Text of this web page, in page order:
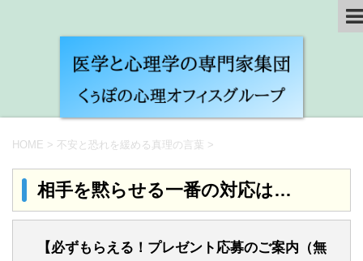
HOME > 不安と恐れを緩める真理の言葉 >
相手を黙らせる一番の対応は…
【必ずもらえる！プレゼント応募のご案内（無